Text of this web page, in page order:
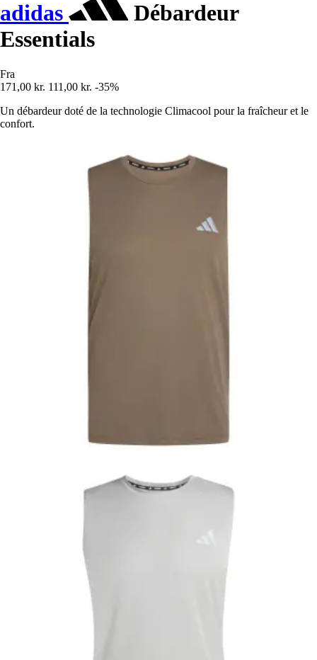
adidas
Débardeur
Essentials
Fra
171,00 kr. 111,00 kr. -35%
Un débardeur doté de la technologie Climacool pour la fraîcheur et le
confort.